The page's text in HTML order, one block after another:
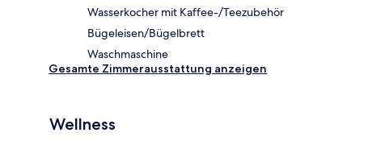
Wasserkocher mit Kaffee-/Teezubehör
Bügeleisen/Bügelbrett
Waschmaschine
Gesamte Zimmerausstattung anzeigen
Wellness